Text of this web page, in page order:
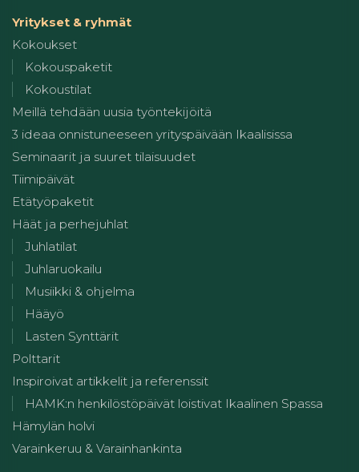
Yritykset & ryhmät
Kokoukset
Kokouspaketit
Kokoustilat
Meillä tehdään uusia työntekijöitä
3 ideaa onnistuneeseen yrityspäivään Ikaalisissa
Seminaarit ja suuret tilaisuudet
Tiimipäivät
Etätyöpaketit
Häät ja perhejuhlat
Juhlatilat
Juhlaruokailu
Musiikki & ohjelma
Hääyö
Lasten Synttärit
Polttarit
Inspiroivat artikkelit ja referenssit
HAMK:n henkilöstöpäivät loistivat Ikaalinen Spassa
Hämylän holvi
Varainkeruu & Varainhankinta